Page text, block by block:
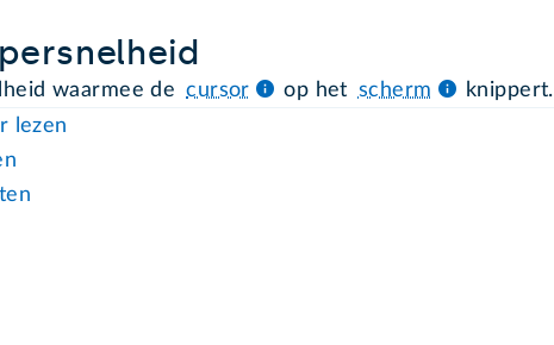
waarmee de cursor op het scherm
knippert.
lezen